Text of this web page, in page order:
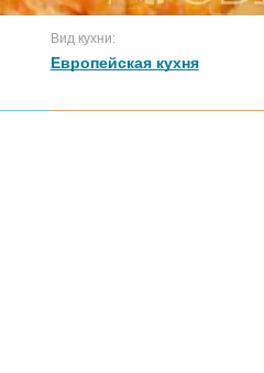
Вид кухни:
Европейская кухня